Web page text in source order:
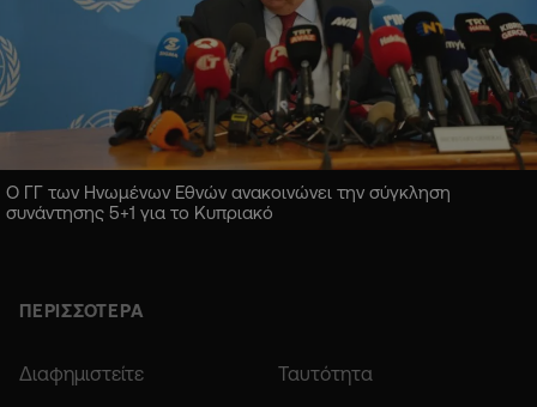
Ο ΓΓ των Ηνωμένων Εθνών ανακοινώνει την σύγκληση
συνάντησης 5+1 για το Κυπριακό
ΠΕΡΙΣΣΟΤΕΡΑ
Διαφημιστείτε Ταυτότητα